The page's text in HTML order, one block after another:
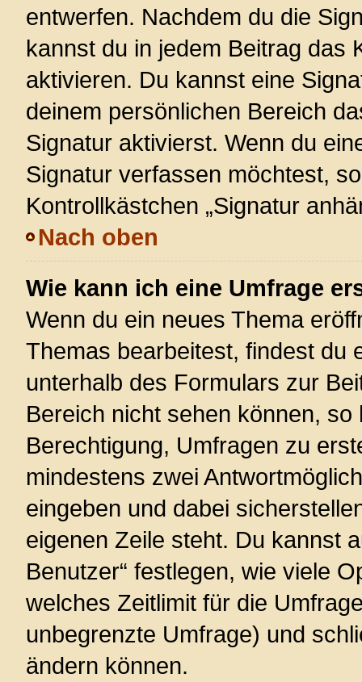
entwerfen. Nachdem du die
kannst du in jedem Beitrag das
aktivieren. Du kannst eine
deinem persönlichen Bereich
Signatur aktivierst. Wenn du
Signatur verfassen möchtest,
Kontrollkästchen „Signatur
Nach oben
Wie kann ich eine Umfrage
Wenn du ein neues Thema
Themas bearbeitest, findest du
unterhalb des Formulars zur
Bereich nicht sehen können,
Berechtigung, Umfragen zu
mindestens zwei
eingeben und dabei
eigenen Zeile steht. Du kannst
Benutzer“ festlegen, wie viele
welches Zeitlimit für die
unbegrenzte Umfrage) und
ändern können.